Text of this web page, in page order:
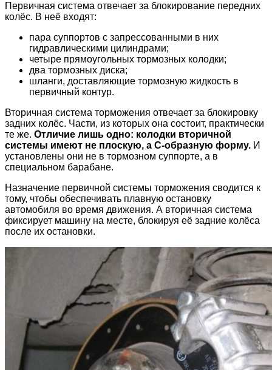
Первичная система отвечает за блокирование передних
колёс. В неё входят:
пара суппортов с запрессованными в них
гидравлическими цилиндрами;
четыре прямоугольных тормозных колодки;
два тормозных диска;
шланги, доставляющие тормозную жидкость в
первичный контур.
Вторичная система торможения отвечает за блокировку
задних колёс. Части, из которых она состоит, практически
те же. Отличие лишь одно: колодки вторичной
системы имеют не плоскую, а С-образную форму. И
установлены они не в тормозном суппорте, а в
специальном барабане.
Назначение первичной системы торможения сводится к
тому, чтобы обеспечивать плавную остановку
автомобиля во время движения. А вторичная система
фиксирует машину на месте, блокируя её задние колёса
после их остановки.